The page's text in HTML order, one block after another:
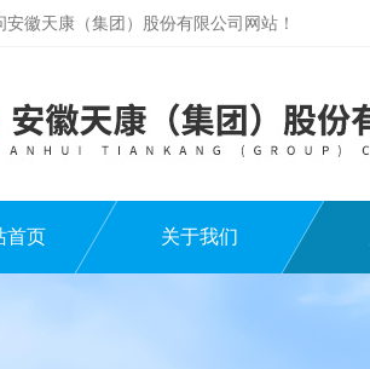
徽天康（集团）股份有限公司网站！
首页 关于我们